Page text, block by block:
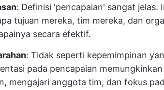
: Definisi 'pencapaian' sangat
tujuan mereka, tim mereka, dan
secara efektif.
: Tidak seperti kepemimpinan
pada pencapaian
mengajari anggota tim, dan fokus